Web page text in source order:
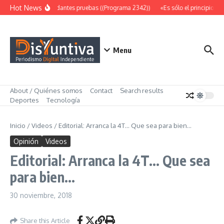
Saltar al contenido
Hot NewsAbundantes pruebas ((Programa 2342)) «Es sólo el principio»
Menu
About / Quiénes somos Contact
Search results
Deportes
Tecnología
Inicio /Videos / Editorial: Arranca la 4T… Que sea para bien…
Opinión Videos
Editorial: Arranca la 4T… Que sea
para bien…
30 noviembre, 2018
Share this Article